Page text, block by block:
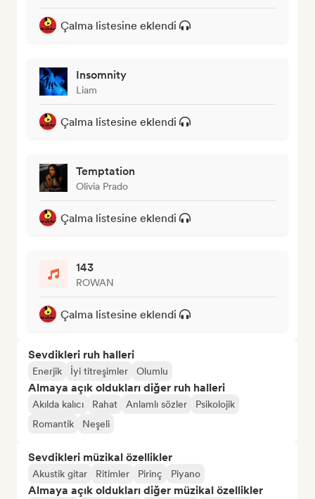
Çalma listesine eklendi
Insomnity
Liam
Çalma listesine eklendi
Temptation
Olivia Prado
Çalma listesine eklendi
143
ROWAN
Çalma listesine eklendi
Sevdikleri ruh halleri
Enerjik İyi titreşimler Olumlu
Almaya açık oldukları diğer ruh halleri
Akılda kalıcı Rahat Anlamlı sözler
Psikolojik
Romantik
Neşeli
Sevdikleri müzikal özellikler
Akustik gitar Ritimler Pirinç Piyano
Almaya açık oldukları diğer müzikal özellikler